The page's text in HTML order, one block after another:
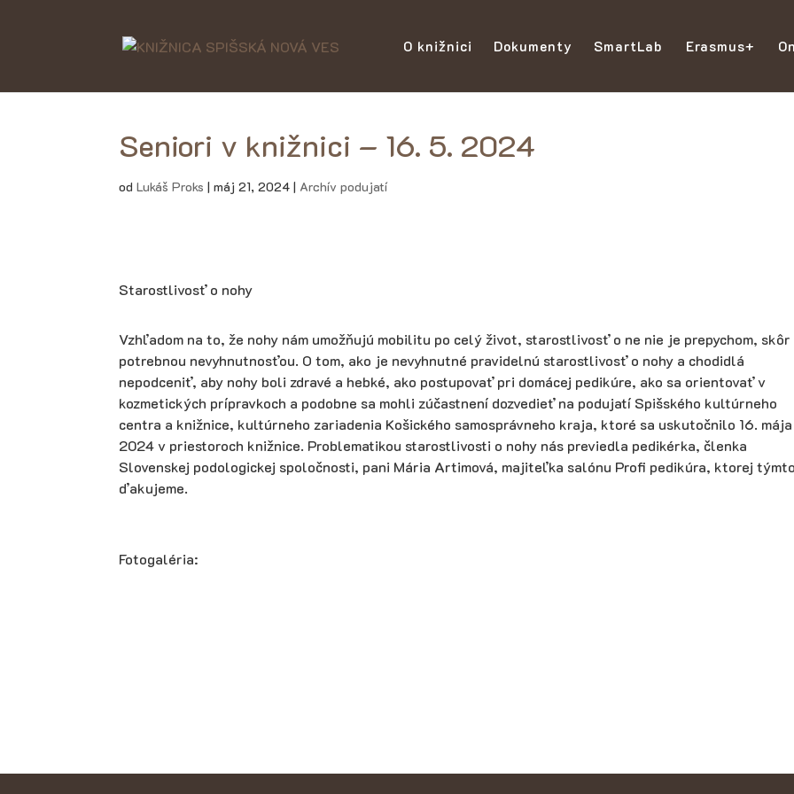
O knižnici Dokumenty SmartLab Erasmus+
Seniori v knižnici – 16. 5. 2024
odLukáš Proks |máj 21, 2024 | Archív podujatí
Starostlivosť o nohy
Vzhľadom na to, že nohy nám umožňujú mobilitu po celý život, starostlivosť o ne nie je prepychom, skôr
potrebnou nevyhnutnosťou. O tom, ako je nevyhnutné pravidelnú starostlivosť o nohy a chodidlá
nepodceniť, aby nohy boli zdravé a hebké, ako postupovať pri domácej pedikúre, ako sa orientovať v
kozmetických prípravkoch a podobne sa mohli zúčastnení dozvedieť na podujatí Spišského kultúrneho
centra a knižnice, kultúrneho zariadenia Košického samosprávneho kraja, ktoré sa uskutočnilo 16. mája
2024 v priestoroch knižnice. Problematikou starostlivosti o nohy nás previedla pedikérka, členka
Slovenskej podologickej spoločnosti, pani Mária Artimová, majiteľka salónu Profi pedikúra, ktorej
ďakujeme.
Fotogaléria: